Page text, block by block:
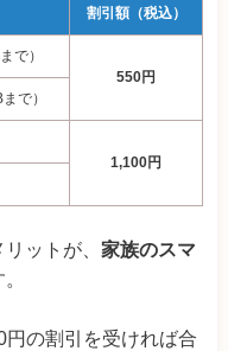
割引額（税込）
で）
550円
で）
1,100円
ットが、 家族のスマ
の割引を受ければ合